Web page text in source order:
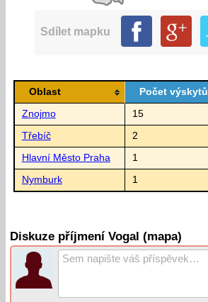
Sdílet mapku
Oblast Počet výskytů
Znojmo 15
Třebíč 2
Hlavní Město Praha 1
Nymburk 1
Diskuze příjmení Vogal (mapa)